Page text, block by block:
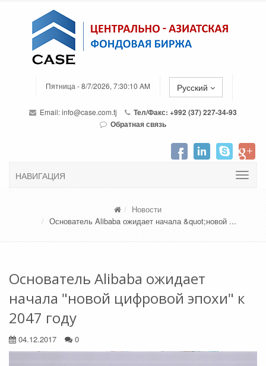
Пятница - 8/7/2026, 7:30:10 AM Русский
Email:info@case.com.tj
Тел/Факс: +992 (37) 227-34-93
Обратная связь
НАВИГАЦИЯ
Новости
Основатель Alibaba ожидает начала &quot;новой ...
Основатель Alibaba ожидает
начала "новой цифровой эпохи" к
2047 году
04.12.2017 0